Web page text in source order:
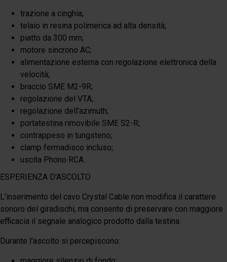
trazione a cinghia;
telaio in resina polimerica ad alta densità;
piatto da 300 mm;
motore sincrono AC;
alimentazione esterna con regolazione elettronica della
velocità;
braccio SME M2-9R;
regolazione del VTA;
regolazione dell'azimuth;
portatestina rimovibile SME S2-R;
contrappeso in tungsteno;
clamp fermadisco incluso;
uscita Phono RCA.
ESPERIENZA D'ASCOLTO
L'inserimento del cavo Crystal Cable non modifica il carattere
sonoro del giradischi, ma consente di preservare con maggiore
efficacia il segnale analogico prodotto dalla testina.
Durante l'ascolto si percepiscono: